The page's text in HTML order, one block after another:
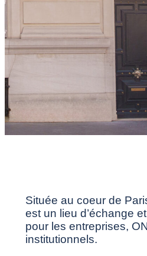
Située au coeur de
est un lieu d’échange
pour les entreprises,
institutionnels.